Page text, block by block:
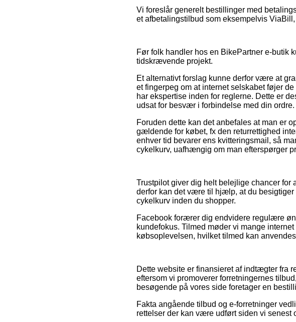
Vi foreslår generelt bestillinger med
et afbetalingstilbud som eksempelvis
Før folk handler hos en BikePartner e-butik
tidskrævende projekt.
Et alternativt forslag kunne derfor være at
et fingerpeg om at internet selskabet føjer
har ekspertise inden for reglerne. Dette er
udsat for besvær i forbindelse med din ordre.
Foruden dette kan det anbefales at man er
gældende for købet, fx den returrettighed
enhver tid bevarer ens kvitteringsmail, så
cykelkurv, uafhængig om man efterspørger
Trustpilot giver dig helt belejlige chancer
derfor kan det være til hjælp, at du
cykelkurv inden du shopper.
Facebook forærer dig endvidere regulære
kundefokus. Tilmed møder vi mange
købsoplevelsen, hvilket tilmed kan
Dette website er finansieret af indtægter fra
eftersom vi promoverer forretningernes
besøgende på vores side foretager en
Fakta angående tilbud og e-forretninger
rettelser der kan være udført siden vi senest